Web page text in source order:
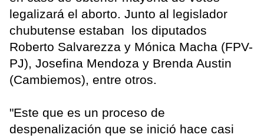
legalizará el aborto. Junto al legislador
chubutense estaban los diputados
Roberto Salvarezza y Mónica Macha (FPV-
PJ), Josefina Mendoza y Brenda Austin
(Cambiemos), entre otros.
"Este que es un proceso de
despenalización que se inició hace casi